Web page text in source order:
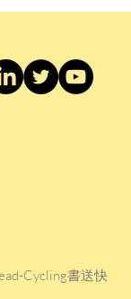
公共住宅
變革，成為
見當時德
器與外在
Cycling書送快